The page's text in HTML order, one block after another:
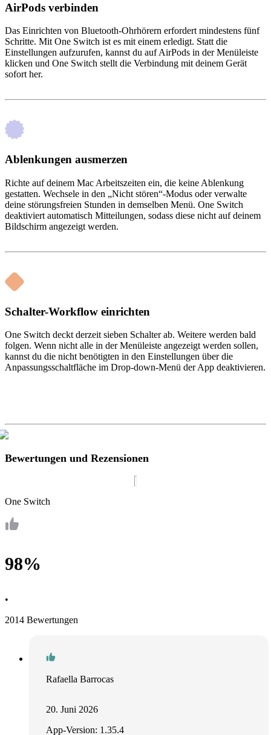
AirPods verbinden
Das Einrichten von Bluetooth-Ohrhörern erfordert mindestens fünf
Schritte. Mit One Switch ist es mit einem erledigt. Statt die
Einstellungen aufzurufen, kannst du auf AirPods in der Menüleiste
klicken und One Switch stellt die Verbindung mit deinem Gerät
sofort her.
Ablenkungen ausmerzen
Richte auf deinem Mac Arbeitszeiten ein, die keine Ablenkung
gestatten. Wechsele in den „Nicht stören“-Modus oder verwalte
deine störungsfreien Stunden in demselben Menü. One Switch
deaktiviert automatisch Mitteilungen, sodass diese nicht auf deinem
Bildschirm angezeigt werden.
Schalter-Workflow einrichten
One Switch deckt derzeit sieben Schalter ab. Weitere werden bald
folgen. Wenn nicht alle in der Menüleiste angezeigt werden sollen,
kannst du die nicht benötigten in den Einstellungen über die
Anpassungsschaltfläche im Drop-down-Menü der App deaktivieren.
Bewertungen und Rezensionen
One Switch
98%
•
2014 Bewertungen
Rafaella Barrocas
20. Juni 2026
App-Version: 1.35.4